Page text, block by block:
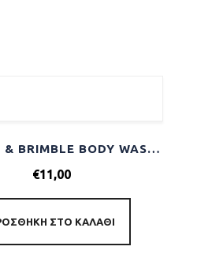
HAWKINS & BRIMBLE BODY WASH 250ML
€11,00
ΣΤΟ ΚΑΛΆΘΙ